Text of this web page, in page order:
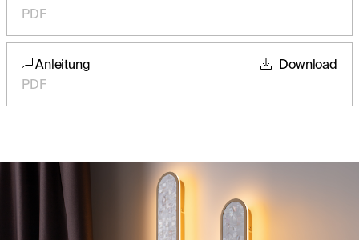
PDF
Anleitung
PDF
Download